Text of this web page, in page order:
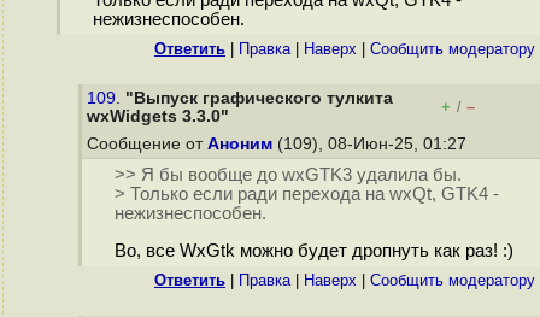
нежизнеспособен.
Ответить Правка| Наверх Cообщить модератору
109. "Выпуск графического тулкита
wxWidgets 3.3.0"
+ / –
Сообщение от Аноним (109), 08-Июн-25, 01:27
>> Я бы вообще до wxGTK3 удалила бы.
> Только если ради перехода на wxQt, GTK4 -
нежизнеспособен.
Во, все WxGtk можно будет дропнуть как раз! :)
Ответить Правка| Наверх Cообщить модератору